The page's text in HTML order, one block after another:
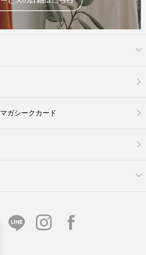
マガシークカード